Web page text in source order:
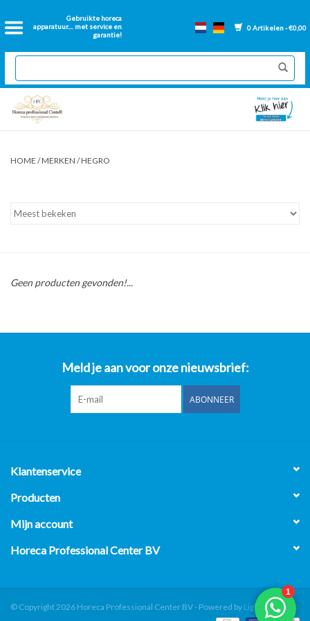
Gebruikte horeca
apparatuur.... met service en
garantie!
0 Artikelen - €0,00
Home
2dehands Horeca
Nieuwe apparatuur
Onderdelen bakwanden
Over ons
HOME /MERKEN /HEGRO
Geen producten gevonden!...
Meld je aan voor onze nieuwsbrief:
ABONNEER
Klantenservice
Producten
Mijn account
Horeca Professional Center BV
© Copyright 2026 Horeca Professional Center BV - Powered by Lightspeed